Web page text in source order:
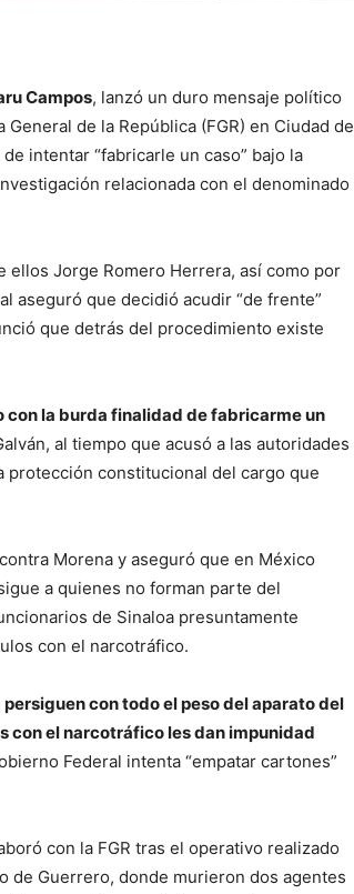
Campos, lanzó un duro mensaje político
de la República (FGR) en Ciudad de
intentar “fabricarle un caso” bajo la
relacionada con el denominado
ellos Jorge Romero Herrera, así como por
aseguró que decidió acudir “de frente”
que detrás del procedimiento existe
con la burda finalidad de fabricarme un
al tiempo que acusó a las autoridades
constitucional del cargo que
Morena y aseguró que en México
a quienes no forman parte del
de Sinaloa presuntamente
con el narcotráfico.
con todo el peso del aparato del
con el narcotráfico les dan impunidad
Federal intenta “empatar cartones”
con la FGR tras el operativo realizado
de Guerrero, donde murieron dos agentes